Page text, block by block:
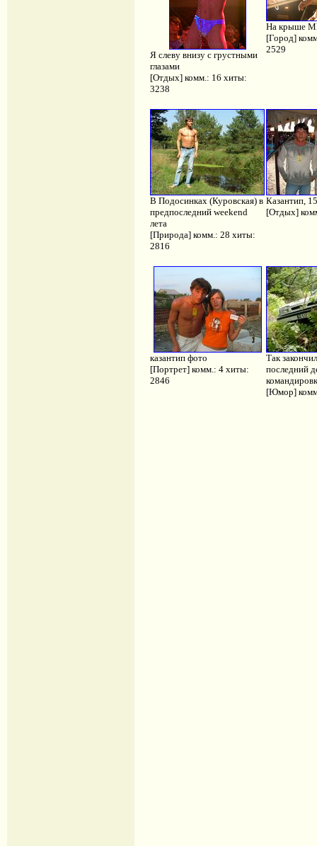
Я слеву внизу с грустными
глазами
[Отдых] комм.: 16 хиты:
3238
На крыше
[Город]
2529
В Подосинках (Куровская) в
предпоследний weekend
лета
[Природа] комм.: 28 хиты:
2816
Казантип,
[Отдых]
казантип фото
[Портрет] комм.: 4 хиты:
2846
Так
последний
[Юмор]